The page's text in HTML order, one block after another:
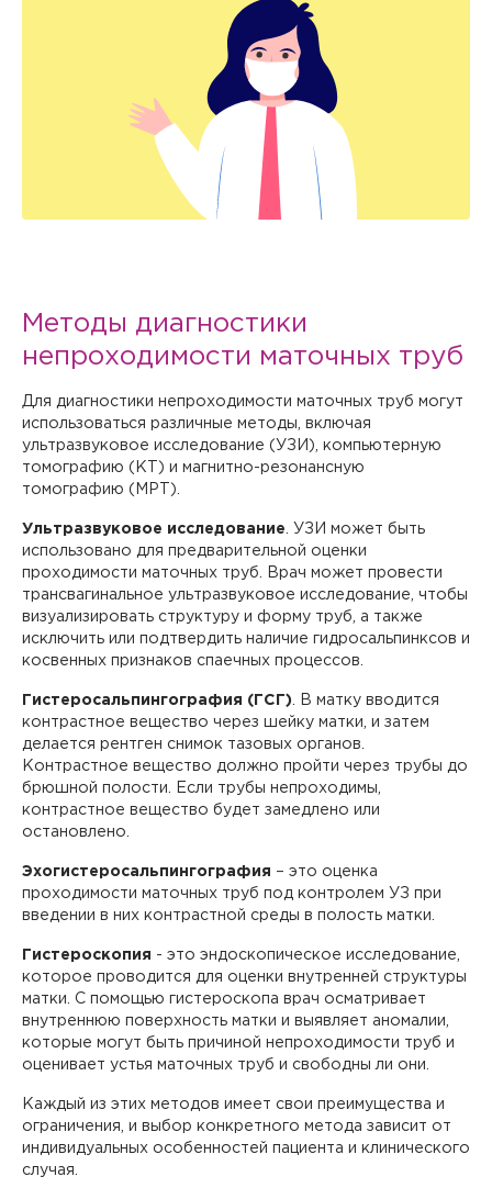
Методы диагностики
непроходимости маточных труб
Для диагностики непроходимости маточных труб могут
использоваться различные методы, включая
ультразвуковое исследование (УЗИ), компьютерную
томографию (КТ) и магнитно-резонансную
томографию (МРТ).
Ультразвуковое исследование . УЗИ может быть
использовано для предварительной оценки
проходимости маточных труб. Врач может провести
трансвагинальное ультразвуковое исследование, чтобы
визуализировать структуру и форму труб, а также
исключить или подтвердить наличие гидросальпинксов и
косвенных признаков спаечных процессов.
Гистеросальпингография (ГСГ) . В матку вводится
контрастное вещество через шейку матки, и затем
делается рентген снимок тазовых органов.
Контрастное вещество должно пройти через трубы до
брюшной полости. Если трубы непроходимы,
контрастное вещество будет замедлено или
остановлено.
Эхогистеросальпингография
– это оценка
проходимости маточных труб под контролем УЗ при
введении в них контрастной среды в полость матки.
Гистероскопия
- это эндоскопическое исследование,
которое проводится для оценки внутренней структуры
матки. С помощью гистероскопа врач осматривает
внутреннюю поверхность матки и выявляет аномалии,
которые могут быть причиной непроходимости труб и
оценивает устья маточных труб и свободны ли они.
Каждый из этих методов имеет свои преимущества и
ограничения, и выбор конкретного метода зависит от
индивидуальных особенностей пациента и клинического
случая.
Внимание!
Внимание!
Подтверждение приёма
Покупка анализа
Перенести прием?
Нажимая кнопку "Да", Вы
подтверждаете отмену приёма или его
перенос на другую дату. Наш
Подтверждение телефона
Уважаемый пациент, для оформления заказа
необходимо подтвердить номер телефона
Авторизация
Чтобы оплатить онлайн, необходимо авторизоваться,
указав логин и пароль, которые Вам выдали в клинике.
быть скорректирован в соответствии с возрастом,
указанным при регистрации аккаунта.
Авторизация
Регистрация личного кабинета пациента производится в
регистратуре любой клиники сети «Палитра» при
удостоверения личности.
Вызов врача на дом
Если Вам необходима медицинская помощь, но посетить
клинику Вы не можете (или не хотите), мы окажем
необходимые услуги с выездом на дом или в офис.
дому, осуществят забор биоматериала для
лабораторной диагностики или выполнят назначенные
процедуры (инъекции, массаж).
Выезд осуществляется при условии наличия свободной
записи к врачу на необходимое для осуществления
выезда количество времени. Вызвать специалиста
78.
Заказ звонка
Укажите, пожалуйста, Ваше имя, номер телефона,
Вами.
Авторизация
Вы покупаете анализы для
совершеннолетнего
В зависимости от вашего выбора в корзину будут
добавлены соответствующие услуги.
Авторизация